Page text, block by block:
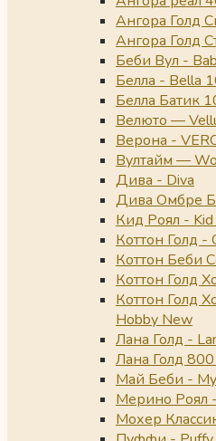
Ангора Голд
Ангора Голд
Беби Вул -
Белла - Bella
Белла Батик
Велюто —
Верона -
Вултайм —
Дива - Diva
Дива Омбре
Кид Роял - Kid
Коттон Голд -
Коттон Беби
Коттон Голд
Коттон Голд
Hobby New
Лана Голд -
Лана Голд
Май Беби -
Мерино Роял
Мохер